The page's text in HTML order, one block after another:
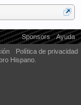
Sponsors
Ayuda
Política de privacidad
Hispano.